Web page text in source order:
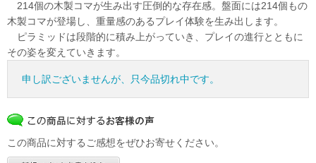
214個の木製コマが生み出す圧倒的な存在感。盤面には214個もの
木製コマが登場し、重量感のあるプレイ体験を生み出します。
ピラミッドは段階的に積み上がっていき、プレイの進行とともに
その姿を変えていきます。
申し訳ございませんが、只今品切れ中です。
この商品に対するご感想をぜひお寄せください。